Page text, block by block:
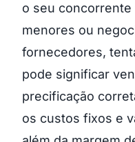
o seu
menores ou
fornecedores,
pode significar
precificação
os custos fixos e